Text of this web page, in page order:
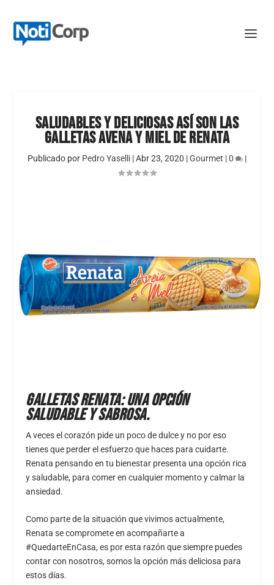
SALUDABLES Y DELICIOSAS ASÍ SON LAS
GALLETAS AVENA Y MIEL DE RENATA
Publicado por Pedro Yaselli |Abr 23, 2020 |Gourmet |0 |
GALLETAS RENATA: UNA OPCIÓN
SALUDABLE Y SABROSA.
A veces el corazón pide un poco de dulce y no por eso
tienes que perder el esfuerzo que haces para cuidarte.
Renata pensando en tu bienestar presenta una opción rica
y saludable, para comer en cualquier momento y calmar la
ansiedad.
Como parte de la situación que vivimos actualmente,
Renata se compromete en acompañarte a
#QuedarteEnCasa, es por esta razón que siempre puedes
contar con nosotros, somos la opción más deliciosa para
estos días.